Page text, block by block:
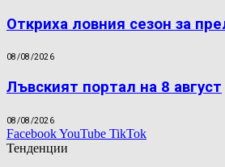
Откриха ловния сезон за
08/08/2026
Лъвският портал на 8 август
08/08/2026
FacebookYouTube TikTok
Тенденции